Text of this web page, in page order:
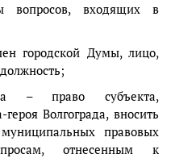
вопросов, входящих в
городской Думы, лицо,
– право субъекта,
Волгограда, вносить
правовых
отнесенным к